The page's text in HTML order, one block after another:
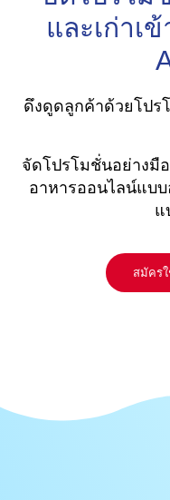
และเก่าเ
ดึงดูดลูกค้าด้วยโปร
จัดโปรโมชั่นอย่างมื
อาหารออนไลน์แบ
แ
สมัครใ